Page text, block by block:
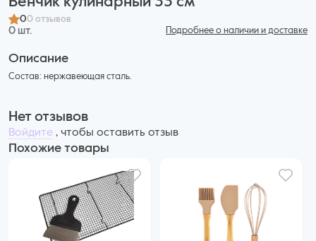
00 отзывов
0 шт. Подробнее о наличии и доставке
Описание
Состав: нержавеющая сталь.
Нет отзывов
Войдите , чтобы оставить отзыв
Похожие товары